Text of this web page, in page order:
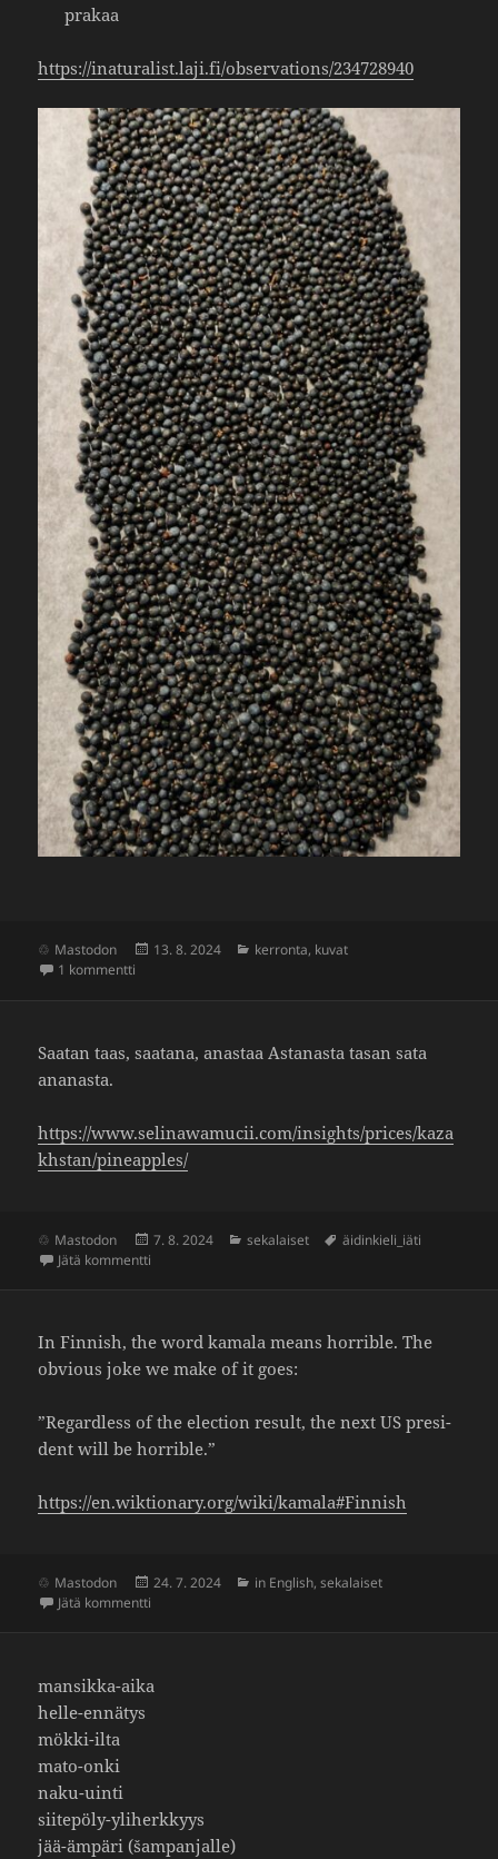
prakaa
https://​inatu​ra​list​.laji​.fi/​o​b​s​e​r​v​a​t​i​o​n​s​/​2​3​4​7​28940
Mastodon Julkaistu
13. 8. 2024 Kategoriat
kerronta, kuvat
1 kommentti
Saatan taas, saatana, anastaa Asta­nasta tasan sata
ananasta.
https://​www​.seli​nawa​mucii​.com/​i​n​s​i​g​h​t​s​/​p​r​i​c​e​s​/​k​a​z​a​
k​h​s​t​a​n​/​p​i​n​e​a​p​ples/
Mastodon Julkaistu
7. 8. 2024 Kategoriat
sekalaiset Avainsanat
äidinkieli_iäti
Jätä kommentti
In Finnish, the word kamala means horrible. The
obvious joke we make of it goes:
”Regard­less of the elec­tion result, the next US presi­
dent will be horrible.”
https://​en​.wiktio​nary​.org/​w​i​k​i​/​k​a​m​a​l​a​#​F​i​nnish
Mastodon Julkaistu
24. 7. 2024 Kategoriat
in English,sekalaiset
Jätä kommentti
mansikka-aika
helle-ennätys
mökki-ilta
mato-onki
naku-uinti
siite­pöly-yliherk­kyys
jää-ämpäri (šampan­jalle)